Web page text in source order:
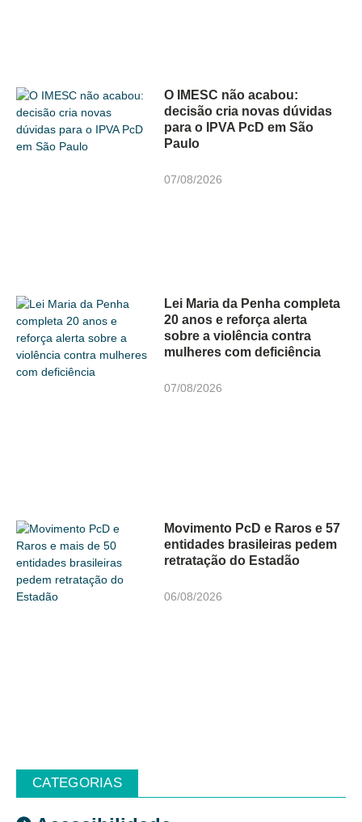
O IMESC não acabou:
decisão cria novas dúvidas
para o IPVA PcD em São
Paulo
07/08/2026
Lei Maria da Penha completa
20 anos e reforça alerta
sobre a violência contra
mulheres com deficiência
07/08/2026
Movimento PcD e Raros e 57
entidades brasileiras pedem
retratação do Estadão
06/08/2026
CATEGORIAS